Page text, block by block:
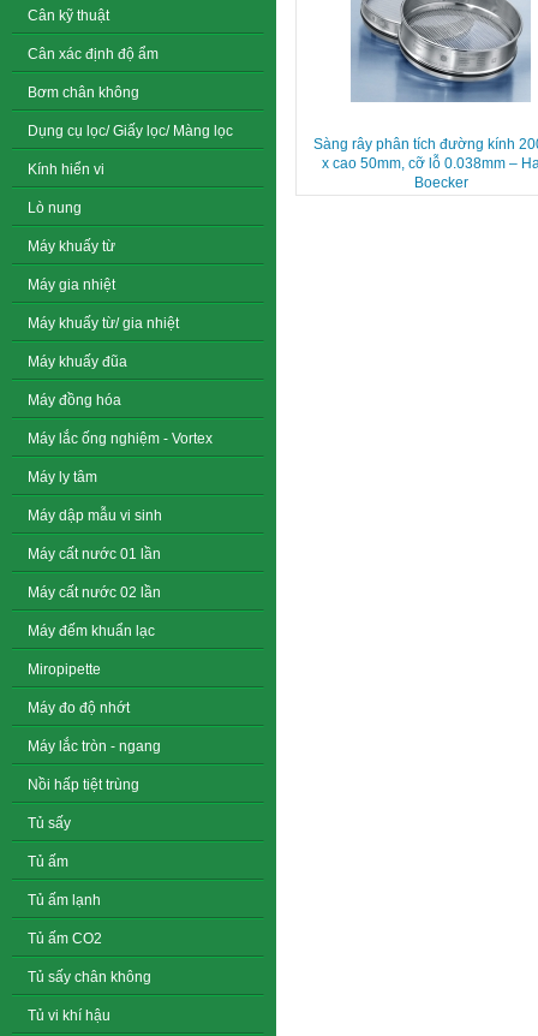
Cân kỹ thuật
Cân xác định độ ẩm
Bơm chân không
Dụng cụ lọc/ Giấy lọc/ Màng lọc
Kính hiển vi
Lò nung
Máy khuấy từ
Máy gia nhiệt
Máy khuấy từ/ gia nhiệt
Máy khuấy đũa
Máy đồng hóa
Máy lắc ống nghiệm - Vortex
Máy ly tâm
Máy dập mẫu vi sinh
Máy cất nước 01 lần
Máy cất nước 02 lần
Máy đếm khuẩn lạc
Miropipette
Máy đo độ nhớt
Máy lắc tròn - ngang
Nồi hấp tiệt trùng
Tủ sấy
Tủ ấm
Tủ ấm lạnh
Tủ ấm CO2
Tủ sấy chân không
Tủ vi khí hậu
Sàng rây phân tích đường kính
x cao 50mm, cỡ lỗ 0.038mm –
Boecker